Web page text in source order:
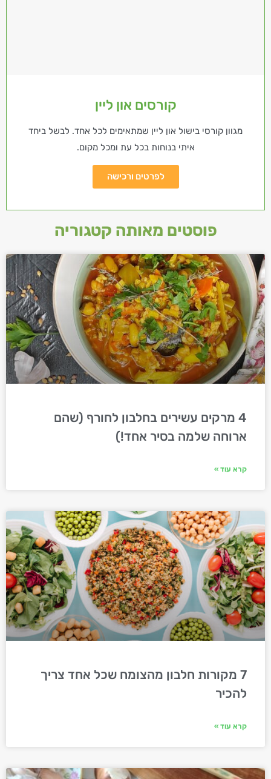
קורסים און ליין
מגוון קורסי בישול און ליין שמתאימים לכל אחד. לבשל ביחד
איתי בנוחות בכל עת ומכל מקום.
לפרטים ורכישה
פוסטים מאותה קטגוריה
4 מרקים עשירים בחלבון לחורף (שהם
ארוחה שלמה בסיר אחד!)
קרא עוד »
7 מקורות חלבון מהצומח שכל אחד צריך
להכיר
קרא עוד »